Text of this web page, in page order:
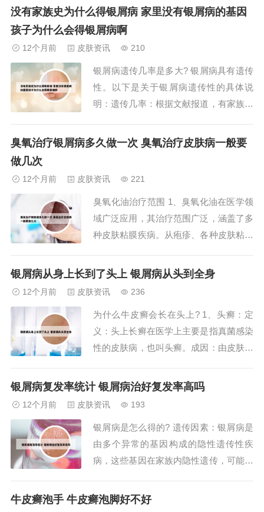
素。发病原因：由皮肤癣菌引起的浅表真
菌感染。皮肤上会出现边界清楚、环形或
类环形的斑疹，并伴有明显瘙痒。钱币状
湿疹：发病原因：较为复杂，可能是多种
内外因素综合...
没有家族史为什么得银屑病 家里没有银屑病的基因
孩子为什么会得银屑病啊
12个月前 皮肤资讯 210
银屑病遗传几率是多大? 银屑病具有遗传
性。以下是关于银屑病遗传性的具体说
明：遗传几率：根据文献报道，有家族史
0%左右。这些数据表明，银屑病确实存
外显，也可能为常染色体隐性遗传。银屑
病确实具...
臭氧治疗银屑病多久做一次 臭氧治疗皮肤病一般要
做几次
12个月前 皮肤资讯 221
臭氧化油治疗范围 1、臭氧化油在医学领
域广泛应用，其治疗范围广泛，涵盖了多
种皮肤粘膜疾病。从疱疹、各种皮肤粘膜
畴。脓皮病、神经性皮炎、银屑病等皮肤
臭氧化油，又称臭氧油或超氧油，是用于
医疗臭氧治...
银屑病从身上长到了头上 银屑病从头到全身
12个月前 皮肤资讯 236
为什么牛皮癣会长在头上? 1、头癣：定
义：头上长癣在医学上主要是指真菌感染
性的皮肤病，也叫头癣。成因：由皮肤癣
致局部形成瘢痕以及脱发。好发人群：好
也常将头上长癣理解为牛皮癣或者脂溢性
皮炎等。性...
银屑病复发率统计 银屑病治好复发率高吗
12个月前 皮肤资讯 193
银屑病是怎么得的? 遗传因素：银屑病是
由多个异常的基因构成的隐性遗传性疾
病，这些基因在家族内隐性遗传，可能不
表现出来。如果家族中有一个银屑病患
牛皮癣泡手 牛皮癣泡脚好不好